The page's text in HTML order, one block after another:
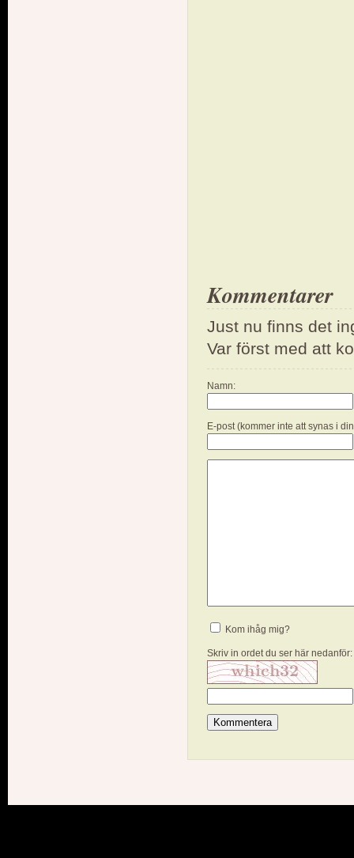
Kommentarer
Just nu finns det
Var först med att
Namn:
E-post (kommer inte att synas i
Kom ihåg mig?
Skriv in ordet du ser här nedanför: